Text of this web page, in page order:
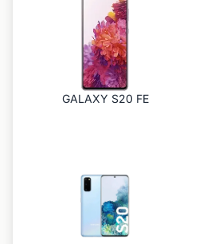
GALAXY S20 FE